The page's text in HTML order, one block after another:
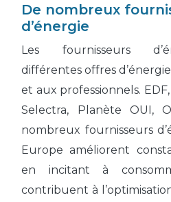
De nombreux
d’énergie
Les fournisseurs
différentes offres
et aux professionnels.
Selectra, Planète OUI,
nombreux fournisseurs
Europe améliorent
en incitant à
contribuent à